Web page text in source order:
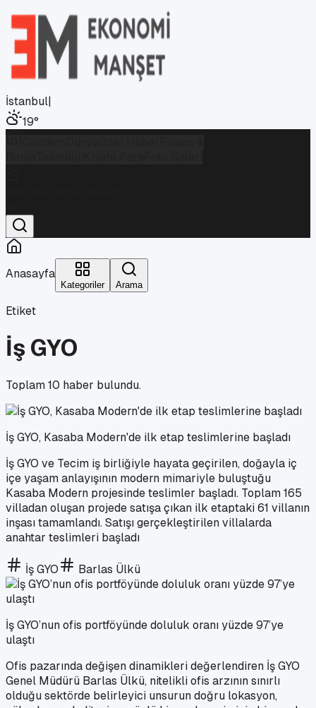
İstanbul|
19°
Anasayfa
Kategoriler Arama
Etiket
İş GYO
Toplam10 haber bulundu.
İş GYO, Kasaba Modern'de ilk etap teslimlerine başladı
İş GYO ve Tecim iş birliğiyle hayata geçirilen, doğayla iç
içe yaşam anlayışının modern mimariyle buluştuğu
Kasaba Modern projesinde teslimler başladı. Toplam 165
villadan oluşan projede satışa çıkan ilk etaptaki 61 villanın
inşası tamamlandı. Satışı gerçekleştirilen villalarda
anahtar teslimleri başladı
İş GYO Barlas Ülkü
İş GYO’nun ofis portföyünde doluluk oranı yüzde 97’ye
ulaştı
Ofis pazarında değişen dinamikleri değerlendiren İş GYO
Genel Müdürü Barlas Ülkü, nitelikli ofis arzının sınırlı
olduğu sektörde belirleyici unsurun doğru lokasyon,